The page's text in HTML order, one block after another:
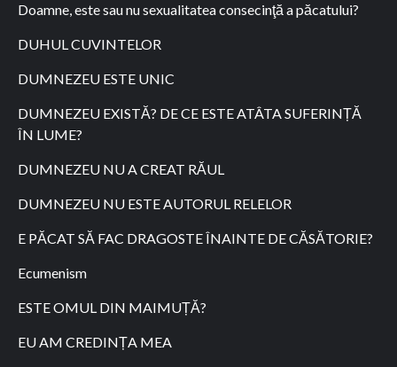
Doamne, este sau nu sexualitatea consecinţă a păcatului?
DUHUL CUVINTELOR
DUMNEZEU ESTE UNIC
DUMNEZEU EXISTĂ? DE CE ESTE ATÂTA SUFERINȚĂ
ÎN LUME?
DUMNEZEU NU A CREAT RĂUL
DUMNEZEU NU ESTE AUTORUL RELELOR
E PĂCAT SĂ FAC DRAGOSTE ÎNAINTE DE CĂSĂTORIE?
Ecumenism
ESTE OMUL DIN MAIMUȚĂ?
EU AM CREDINȚA MEA